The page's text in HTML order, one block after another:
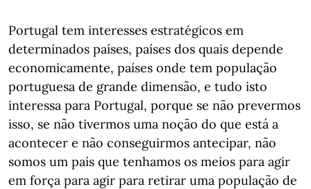
Portugal tem interesses estratégicos em
determinados países, países dos quais depende
economicamente, países onde tem população
portuguesa de grande dimensão, e tudo isto
interessa para Portugal, porque se não prevermos
isso, se não tivermos uma noção do que está a
acontecer e não conseguirmos antecipar, não
somos um país que tenhamos os meios para agir
em força para agir para retirar uma população de